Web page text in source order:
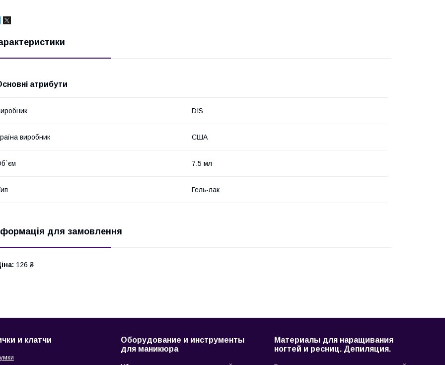
атрибути
DIS
виробник США
7.5 мл
Гель-лак
для замовлення
126 ₴
и клатчи
Оборудование и инструменты
для маникюра
Материалы для наращивания
ногтей и ресниц. Депиляция.